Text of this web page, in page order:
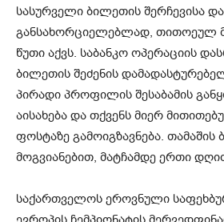
სასურველი ბილეთის შერჩევისა
განსახორციელებლად, თითოეულ
წუთი აქვს. საბანკო ოპერაციის
ბილეთის შეძენის
პირადი პროფილის შესაბამის
აისახება და თქვენს მიერ
ფოსტაზე გამოიგზავნება. თამაშის
მოგვიანებით, მატჩამდე ერთი
საქართველოს ეროვნული